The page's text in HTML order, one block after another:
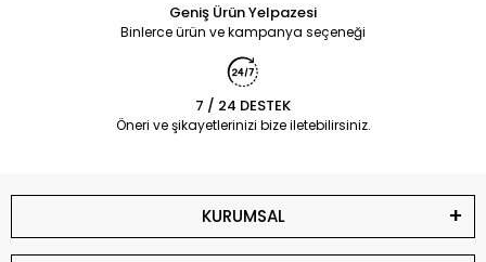
Geniş Ürün Yelpazesi
Binlerce ürün ve kampanya seçeneği
7 / 24 DESTEK
Öneri ve şikayetlerinizi bize iletebilirsiniz.
KURUMSAL